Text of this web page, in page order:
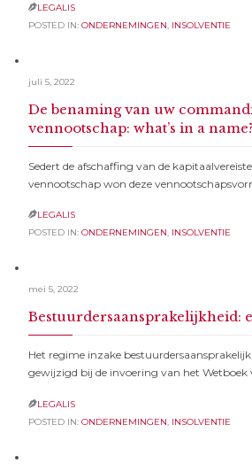
LEGALIS
POSTED IN: ONDERNEMINGEN, INSOLVENTIE
juli 5, 2022
De benaming van uw
vennootschap: what’s in a
Sedert de afschaffing van de
vennootschap won deze
LEGALIS
POSTED IN: ONDERNEMINGEN, INSOLVENTIE
mei 5, 2022
Bestuurdersaansprakelijkheid:
Het regime inzake
gewijzigd bij de invoering van het Wetboek
LEGALIS
POSTED IN: ONDERNEMINGEN INSOLVENTIE